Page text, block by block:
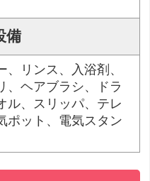
備
リンス、入浴剤、
、ヘアブラシ、ドラ
ル、スリッパ、テレ
ポット、電気スタン